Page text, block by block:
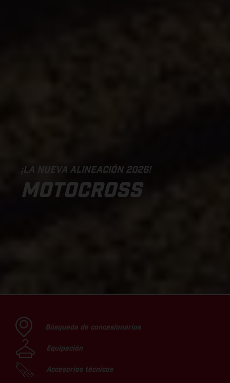
¡LA NUEVA ALINEACIÓN 2026!
MOTOCROSS
Búsqueda de concesionarios
Equipación
Accesorios técnicos